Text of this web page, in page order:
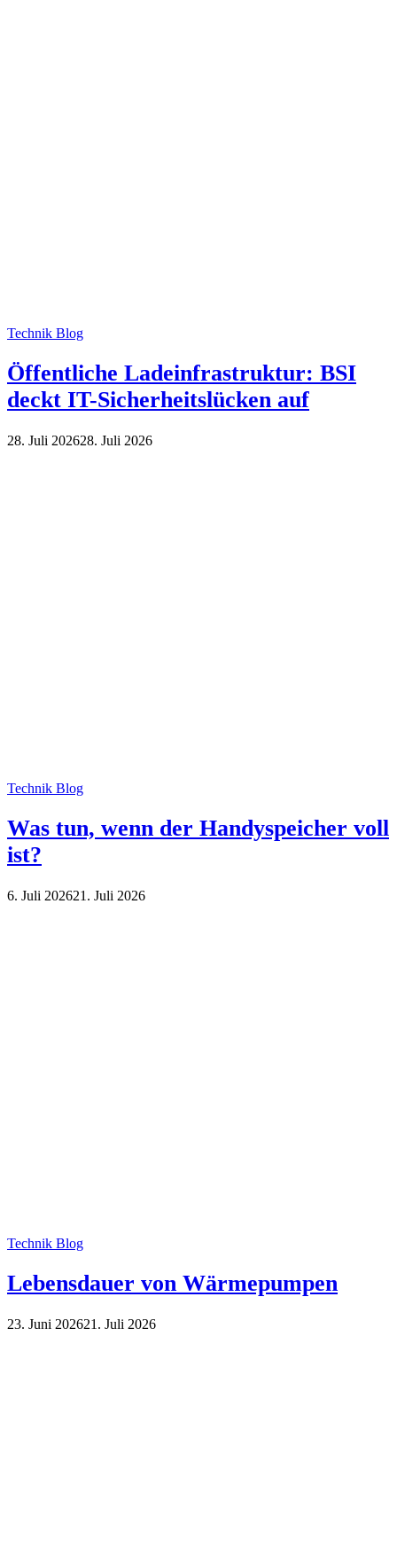
Technik Blog
Öffentliche Ladeinfrastruktur: BSI
deckt IT-Sicherheitslücken auf
28. Juli 202628. Juli 2026
Technik Blog
Was tun, wenn der Handyspeicher voll
ist?
6. Juli 202621. Juli 2026
Technik Blog
Lebensdauer von Wärmepumpen
23. Juni 202621. Juli 2026